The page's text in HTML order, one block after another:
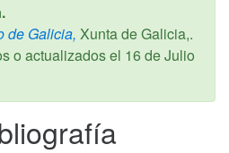
de Galicia, Xunta de Galicia,.
o actualizados el 16 de Julio